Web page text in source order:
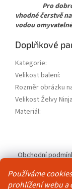
Používáme
prohlížení webu a
Pro dobrou
vhodné čerstvě
vodou
Doplňkové
Kategorie:
Velikost balení:
Rozměr obrázku
Velikost Želvy Ninja
Materiál:
p
Obchodní